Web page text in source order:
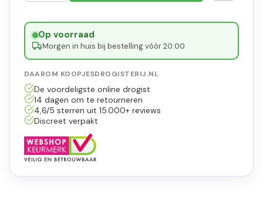
Op voorraad·
Morgen in huis bij bestelling vóór 20:00
DAAROM KOOPJESDROGISTERIJ.NL
De voordeligste online drogist
14 dagen om te retourneren
4,6/5 sterren uit 15.000+ reviews
Discreet verpakt